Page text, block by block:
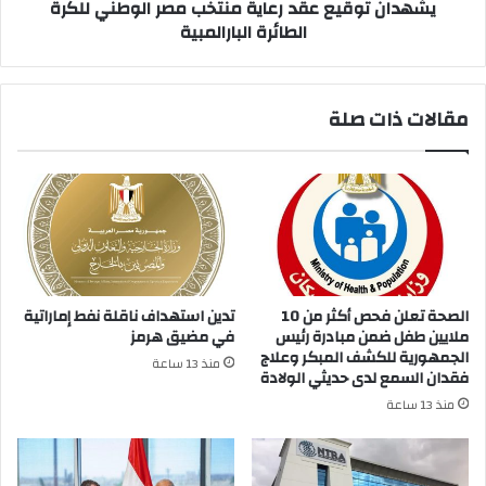
الوطني
الطائرة
يشهدان توقيع عقد رعاية منتخب مصر الوطني للكرة
الطائرة البارالمبية
مقالات ذات صلة
الصحة تعلن فحص أكثر من 10
ملايين طفل ضمن مبادرة رئيس
الجمهورية للكشف المبكر وعلاج
فقدان السمع لدى حديثي الولادة
منذ 13 ساعة
تدين استهداف ناقلة نفط إماراتية
في مضيق هرمز
منذ 13 ساعة